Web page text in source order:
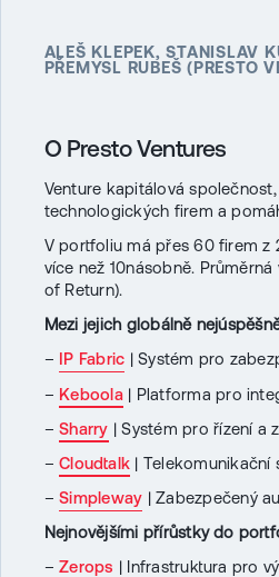
ALEŠ KLEPEK, STANISLAV
PŘEMYSL RUBEŠ (PRESTO
O Presto Ventures
Venture kapitálová
technologických firem a
V portfoliu má přes 60 firem z
více než 10násobně.
of Return).
Mezi jejich globálně
– IP Fabric | Systém pro
– Keboola| Platforma pro
–Sharry | Systém pro řízení a
–Cloudtalk |
–Simpleway | Zabezpečený
Nejnovějšími přírůstky do
–Zerops | Infrastruktura pro